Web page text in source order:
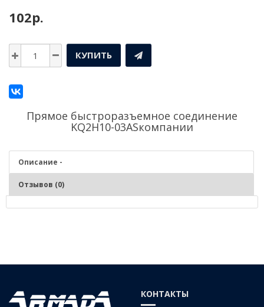
102р.
КУПИТЬ
Прямое быстроразъемное соединение
KQ2H10-03ASкомпании
Описание -
Отзывов (0)
КОНТАКТЫ